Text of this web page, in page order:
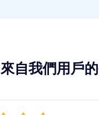
來自我們用戶